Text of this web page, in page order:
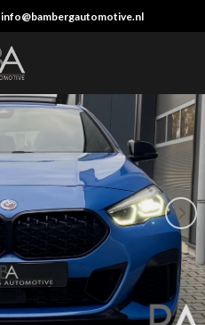
info@bambergautomotive.nl